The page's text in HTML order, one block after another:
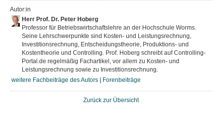
Autor:in
Herr Prof. Dr. Peter Hoberg
Professor für Betriebswirtschaftslehre an der Hochschule Worms.
Seine Lehrschwerpunkte sind Kosten- und Leistungsrechnung,
Investitionsrechnung, Entscheidungstheorie, Produktions- und
Kostentheorie und Controlling. Prof. Hoberg schreibt auf Controlling-
Portal.de regelmäßig Fachartikel, vor allem zu Kosten- und
Leistungsrechnung sowie zu Investitionsrechnung.
weitere Fachbeiträge des Autors
Forenbeiträge
Zurück zur Übersicht